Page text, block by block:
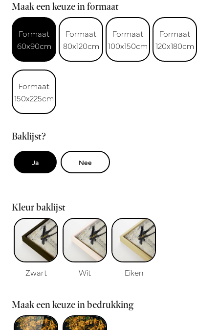
Maak een keuze in formaat
Formaat
60x90cm
Formaat
80x120cm
Formaat
100x150cm
Formaat
120x180cm
Formaat
150x225cm
Baklijst?
Ja Nee
Kleur baklijst
Zwart Wit Eiken
Maak een keuze in bedrukking